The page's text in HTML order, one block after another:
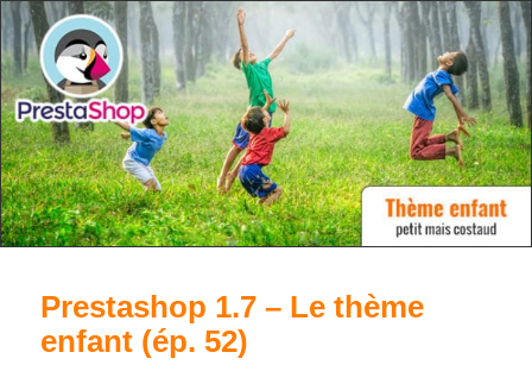
Prestashop 1.7 – Le thème
enfant (ép. 52)